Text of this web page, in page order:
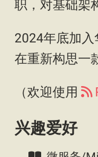
职，对基础架
2024年底加
在重新构思一
（欢迎使用
兴趣爱好